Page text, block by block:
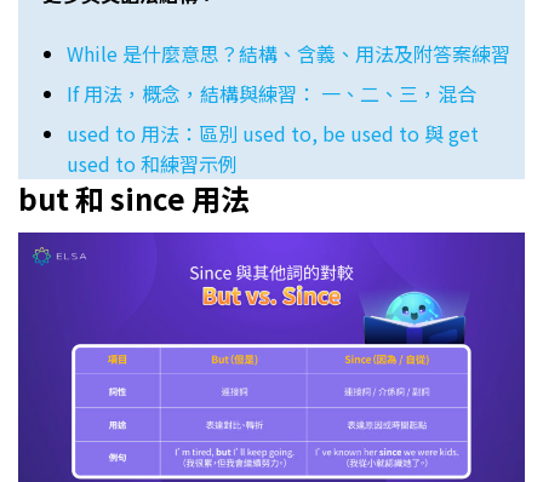
While 是什麼意思？結構、含義、用法及附答案練習
If 用法，概念，結構與練習： 一、二、三，混合
used to 用法：區別 used to, be used to 與 get
used to 和練習示例
but 和 since 用法